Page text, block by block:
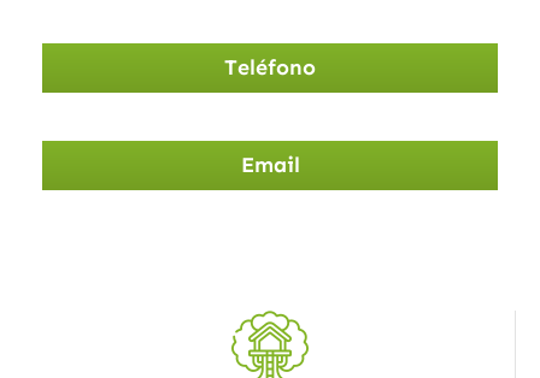
Teléfono
Email